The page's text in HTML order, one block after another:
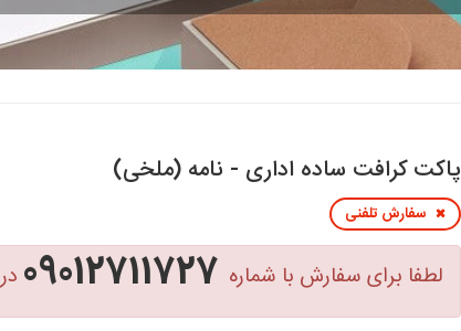
پاکت کرافت ساده اداری - نامه (ملخی)
سفارش تلفنی
لطفا برای سفارش با شماره 09012711727 در